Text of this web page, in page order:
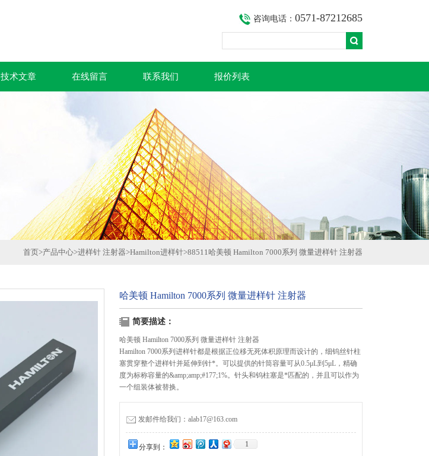
咨询电话： 0571-87212685
技术文章 在线留言 联系我们 报价列表
首页>产品中心>进样针 注射器>Hamilton进样针>88511哈美顿 Hamilton 7000系列 微量进样针 注射器
哈美顿 Hamilton 7000系列 微量进样针 注射器
简要描述：
哈美顿 Hamilton 7000系列 微量进样针 注射器
Hamilton 7000系列进样针都是根据正位移无死体积原理而设计的，细钨丝针柱
塞贯穿整个进样针并延伸到针*。可以提供的针筒容量可从0.5μL到5μL，精确
度为标称容量的&amp;amp;#177;1%。针头和钨柱塞是*匹配的，并且可以作为
一个组装体被替换。
发邮件给我们：alab17@163.com
分享到： 1